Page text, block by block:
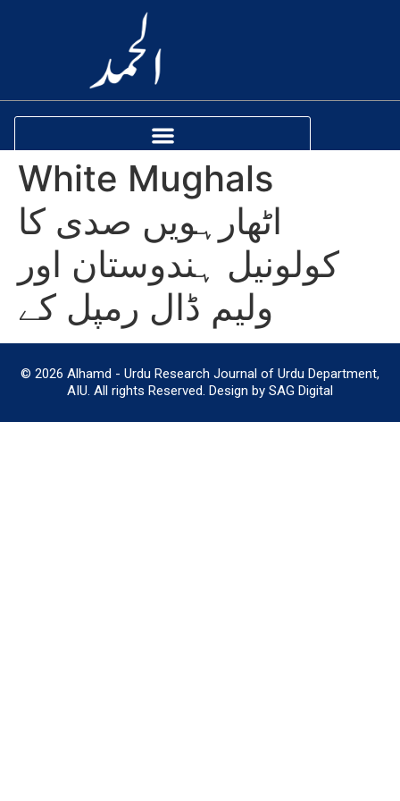
White Mughals
اٹھارہویں صدی کا
کولونیل ہندوستان اور
ولیم ڈال رمپل کے
© 2026 Alhamd - Urdu Research Journal of Urdu Department,
AIU. All rights Reserved. Design by SAG Digital